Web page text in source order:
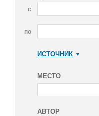
с
по
ИСТОЧНИК
МЕСТО
АВТОР